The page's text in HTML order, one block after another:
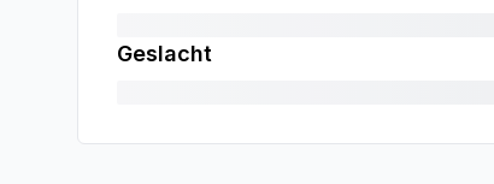
Geslacht